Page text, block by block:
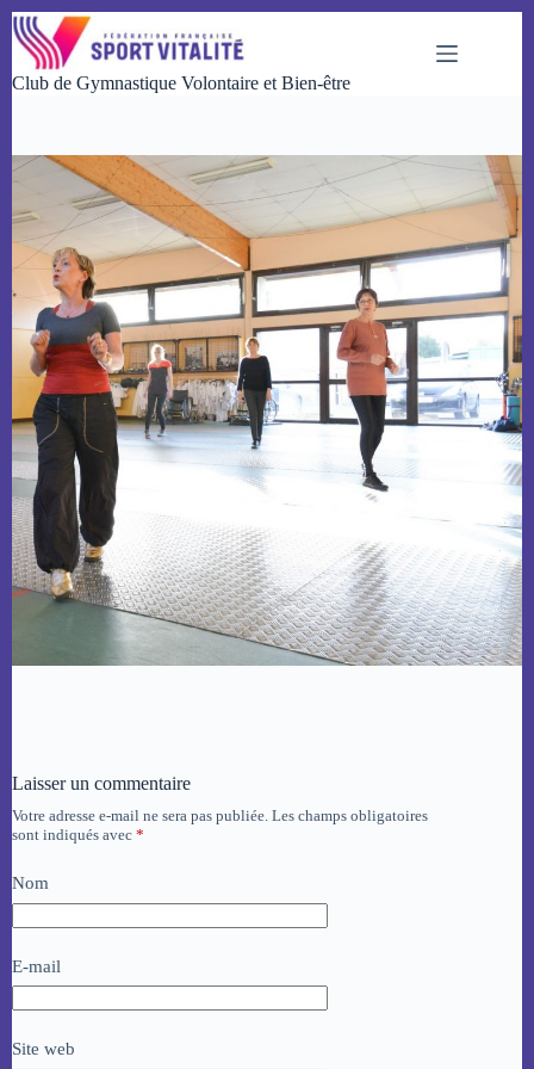
Passer
au
contenu
Club de Gymnastique Volontaire et Bien-être
Laisser un commentaire
Votre adresse e-mail ne sera pas publiée. Les champs obligatoires
sont indiqués avec *
Nom
E-mail
Site web